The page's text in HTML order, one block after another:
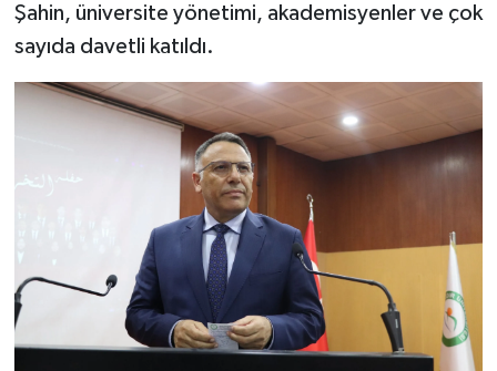
Şahin, üniversite yönetimi, akademisyenler ve çok
sayıda davetli katıldı.